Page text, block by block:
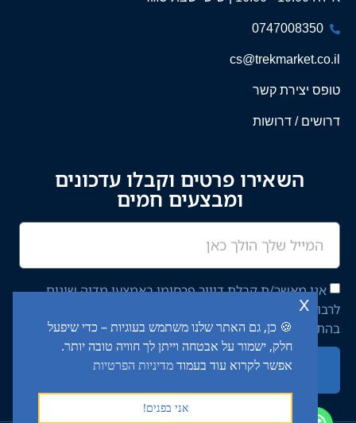
🍪 כן, גם האתר שלנו משתמש בעוגיות – כדי שיפעל
חלק, ישמור על אבטחה וייתן לך חוויה טובה יותר.
אפשר לקרוא עוד בעמודמדיניות הפרטיות
אני בפנים!
x
0747008350
cs@trekmarket.co.il
טופס יצירת קשר
דרושים / דרושות
השאירו פרטים וקבלו עדכונים
ומבצעים חמים
אני מאשר/ת קבלת דיוור פרסומי באמצעי מדיה שונים
לרבות מסרון ודוא"ל מחברת יציב איתן השקעות בע"מ,
בהתאם ל־מדיניות הפרטיותבאתר.
שליחה